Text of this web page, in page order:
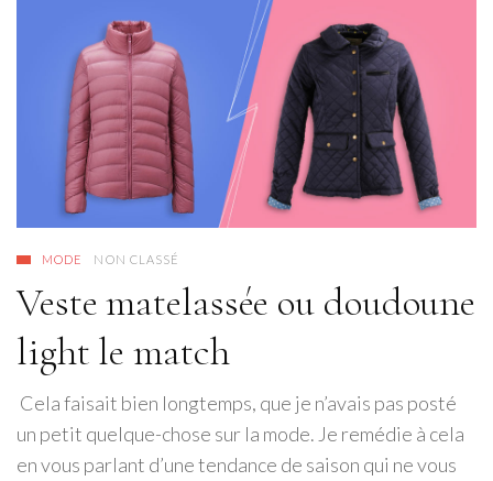
MODE NON CLASSÉ
Veste matelassée ou doudoune
light le match
Cela faisait bien longtemps, que je n’avais pas posté
un petit quelque-chose sur la mode. Je remédie à cela
en vous parlant d’une tendance de saison qui ne vous